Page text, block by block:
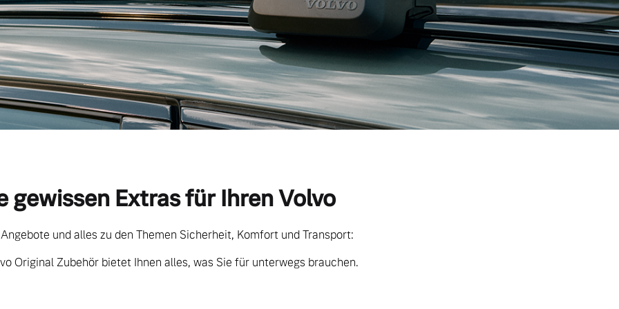
gewissen Extras für Ihren Volvo
und alles zu den Themen Sicherheit, Komfort und Transport:
Original Zubehör bietet Ihnen alles, was Sie für unterwegs brauchen.